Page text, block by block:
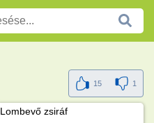
15 1
Lombevő zsiráf